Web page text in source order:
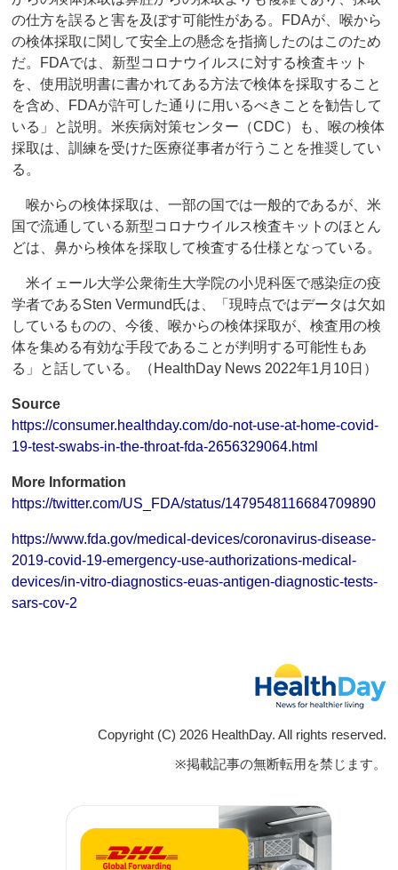
の仕方を誤ると害を及ぼす可能性がある。FDAが、喉から
の検体採取に関して安全上の懸念を指摘したのはこのため
だ。FDAでは、新型コロナウイルスに対する検査キット
を、使用説明書に書かれてある方法で検体を採取すること
を含め、FDAが許可した通りに用いるべきことを勧告して
いる」と説明。米疾病対策センター（CDC）も、喉の検体
採取は、訓練を受けた医療従事者が行うことを推奨してい
る。
喉からの検体採取は、一部の国では一般的であるが、米
国で流通している新型コロナウイルス検査キットのほとん
どは、鼻から検体を採取して検査する仕様となっている。
米イェール大学公衆衛生大学院の小児科医で感染症の疫
学者であるSten Vermund氏は、「現時点ではデータは欠如
しているものの、今後、喉からの検体採取が、検査用の検
体を集める有効な手段であることが判明する可能性もあ
る」と話している。（HealthDay News 2022年1月10日）
Source
https://consumer.healthday.com/do-not-use-at-home-covid-
19-test-swabs-in-the-throat-fda-2656329064.html
More Information
https://twitter.com/US_FDA/status/1479548116684709890
https://www.fda.gov/medical-devices/coronavirus-disease-
2019-covid-19-emergency-use-authorizations-medical-
devices/in-vitro-diagnostics-euas-antigen-diagnostic-tests-
sars-cov-2
Copyright (C) 2026 HealthDay. All rights reserved.
※掲載記事の無断転用を禁じます。